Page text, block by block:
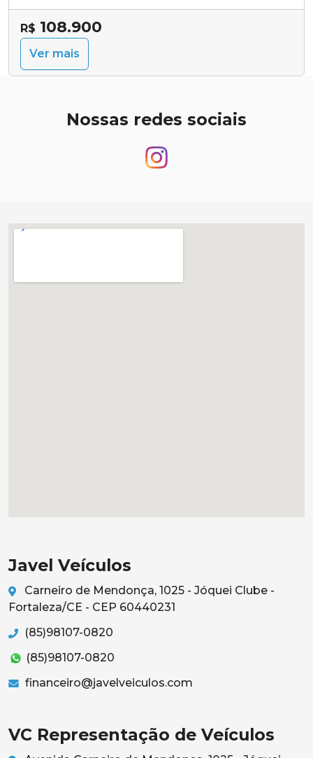
R$ 108.900
Ver mais
Nossas redes sociais
Javel Veículos
Carneiro de Mendonça, 1025 - Jóquei Clube -
Fortaleza/CE - CEP 60440231
(85)98107-0820
(85)98107-0820
financeiro@javelveiculos.com
VC Representação de Veículos